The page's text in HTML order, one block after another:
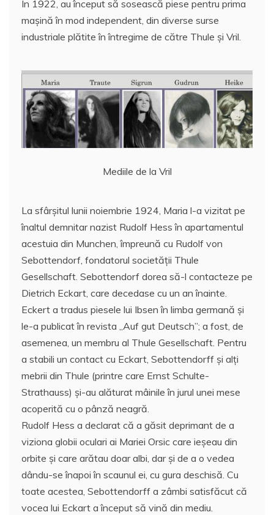
În 1922, au început să sosească piese pentru prima
maşină în mod independent, din diverse surse
industriale plătite în întregime de către Thule și Vril.
Mediile de la Vril
La sfârșitul lunii noiembrie 1924, Maria l-a vizitat pe
înaltul demnitar nazist Rudolf Hess în apartamentul
acestuia din Munchen, împreună cu Rudolf von
Sebottendorf, fondatorul societăţii Thule
Gesellschaft. Sebottendorf dorea să-l contacteze pe
Dietrich Eckart, care decedase cu un an înainte.
Eckert a tradus piesele lui Ibsen în limba germană și
le-a publicat în revista „Auf gut Deutsch”; a fost, de
asemenea, un membru al Thule Gesellschaft. Pentru
a stabili un contact cu Eckart, Sebottendorff și alţi
mebrii din Thule (printre care Ernst Schulte-
Strathauss) şi-au alăturat mâinile în jurul unei mese
acoperită cu o pânză neagră.
Rudolf Hess a declarat că a găsit deprimant de a
viziona globii oculari ai Mariei Orsic care ieşeau din
orbite şi care arătau doar albi, dar și de a o vedea
dându-se înapoi în scaunul ei, cu gura deschisă. Cu
toate acestea, Sebottendorff a zâmbi satisfăcut că
vocea lui Eckart a început să vină din mediu.